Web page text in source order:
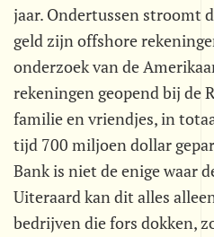
jaar. Ondertussen stroomt
geld zijn offshore
onderzoek van de
rekeningen geopend bij de
familie en vriendjes, in
tijd 700 miljoen dollar
Bank is niet de enige waar
Uiteraard kan dit alles
bedrijven die fors dokken,